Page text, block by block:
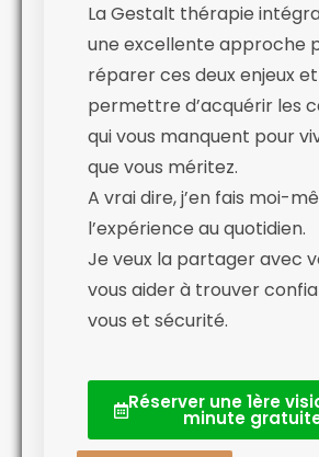
La Gestalt thérapie
une excellente approche
réparer ces deux enjeux
permettre d’acquérir les
qui vous manquent pour
que vous méritez.
A vrai dire, j’en fais moi-
l’expérience au quotidien.
Je veux la partager avec
vous aider à trouver
vous et sécurité.
Réserver une 1ère
minute